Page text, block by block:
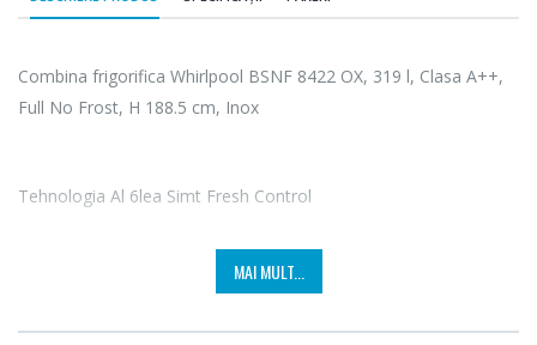
Combina frigorifica Whirlpool BSNF 8422 OX, 319 l, Clasa A++,
Full No Frost, H 188.5 cm, Inox
Tehnologia Al 6lea Simt Fresh Control
Noua tehnologie de control al prospetimii Al 6lea Simt
garanteaza refrigerarea la umiditate perfecta in intregul interior
MAI MULT...